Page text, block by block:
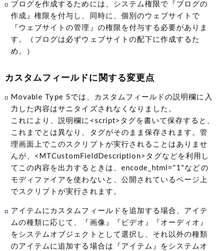
ブログを作成するためには、システム権限で『ブログの
作成』権限を付与し、同時に、個別のウェブサイトで
『ウェブサイトの管理』の権限を付与する必要がありま
す。（ブログは必ずウェブサイトの配下に作成するた
め。）
カスタムフィールドに関する変更点
Movable Type 5では、カスタムフィールドの説明欄に入
力した内容はサニタイズされなくなりました。
これにより、説明欄に<script>タグを書いて保存すると、
これまでとは異なり、タグがそのまま保存されます。管
理画面上でこのスクリプトが実行されることはありませ
んが、<MTCustomFieldDescription>タグなどを利用し
てこの内容を出力するときは、encode_html="1"などの
モディファイアを使わないと、公開されているページ上
でスクリプトが実行されます。
アイテムにカスタムフィールドを追加する場合、アイテ
ムの種類に応じて、『画像』『ビデオ』『オーディオ』
をシステムオブジェクトとして選択し、それ以外の種類
のアイテムに追加する場合は『アイテム』をシステムオ